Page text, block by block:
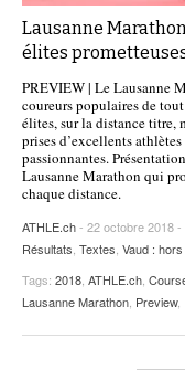
Lausanne
élites
PREVIEW | Le Lausanne
coureurs populaires de
élites, sur la distance titre,
prises d’excellents
passionnantes.
Lausanne Marathon qui
chaque distance.
ATHLE.ch- 22 octobre 2018 -
Résultats Textes Vaud :
Tags: 2018 ATHLE.ch
Lausanne Marathon Preview,